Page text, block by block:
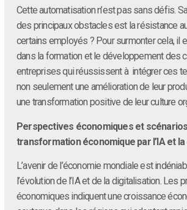
Cette automatisation n’est pas sans défis.
des principaux obstacles est la résistance
certains employés ? Pour surmonter cela, il
dans la formation et le développement des
entreprises qui réussissent à intégrer ces
non seulement une amélioration de leur
une transformation positive de leur culture
Perspectives économiques et
transformation économique par l’IA et
L’avenir de l’économie mondiale est
l’évolution de l’IA et de la digitalisation. Les
économiques indiquent une croissance